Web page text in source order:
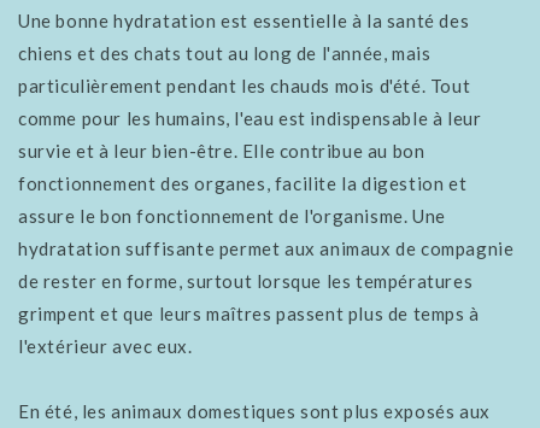
Une bonne hydratation est essentielle à la santé des
chiens et des chats tout au long de l'année, mais
particulièrement pendant les chauds mois d'été. Tout
comme pour les humains, l'eau est indispensable à leur
survie et à leur bien-être. Elle contribue au bon
fonctionnement des organes, facilite la digestion et
assure le bon fonctionnement de l'organisme. Une
hydratation suffisante permet aux animaux de compagnie
de rester en forme, surtout lorsque les températures
grimpent et que leurs maîtres passent plus de temps à
l'extérieur avec eux.
En été, les animaux domestiques sont plus exposés aux